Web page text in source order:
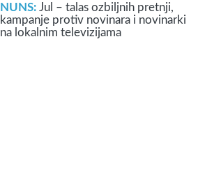
NUNS:Jul – talas ozbiljnih pretnji,
kampanje protiv novinara i novinarki
na lokalnim televizijama